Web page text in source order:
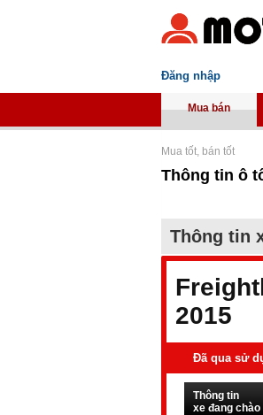
Đăng nhập
Mua bán
Mua tốt, bán tốt
Thông tin ô
Thông tin
2015
Đã qua sử
Thông tin
xe đang chào